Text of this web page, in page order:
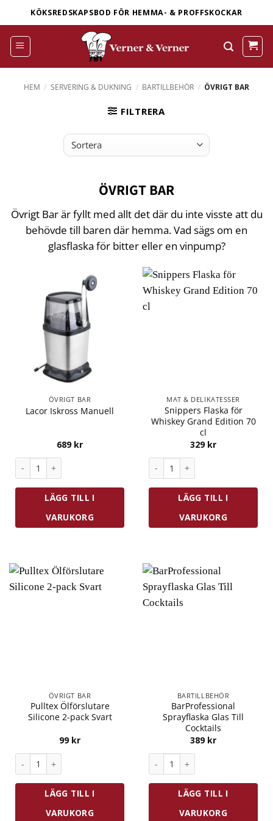
to
content
KÖKSREDSKAPSBOD FÖR HEMMA- & PROFFSKOCKAR
HEM / SERVERING & DUKNING / BARTILLBEHÖR / ÖVRIGT BAR
FILTRERA
ÖVRIGT BAR
Övrigt Bar är fyllt med allt det där du inte visste att du
behövde till baren där hemma. Vad sägs om en
glasflaska för bitter eller en vinpump?
ÖVRIGT BAR
Lacor Iskross Manuell
689 kr
Lacor Iskross Manuell mängd
LÄGG TILL I
VARUKORG
MAT & DELIKATESSER
Snippers Flaska för
Whiskey Grand Edition 70
cl
329 kr
Snippers Flaska för Whiskey
LÄGG TILL I
VARUKORG
ÖVRIGT BAR
Pulltex Ölförslutare
Silicone 2-pack Svart
99 kr
Pulltex Ölförslutare Silicone 2-pack Svart mängd
LÄGG TILL I
VARUKORG
BARTILLBEHÖR
BarProfessional
Sprayflaska Glas Till
Cocktails
389 kr
BarProfessional Sprayflaska
LÄGG TILL I
VARUKORG